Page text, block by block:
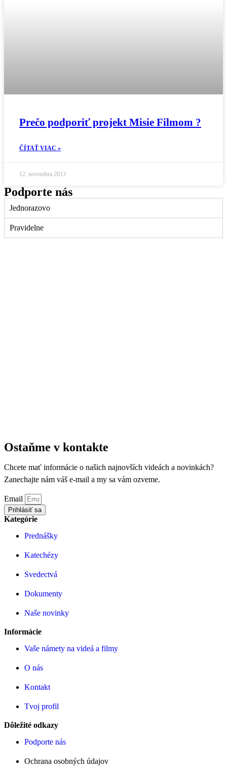
Prečo podporiť projekt Misie Filmom ?
ČÍTAŤ VIAC »
12. novembra 2013
Podporte nás
Jednorazovo
Pravidelne
Ostaňme v kontakte
Chcete mať informácie o našich najnovších videách a novinkách?
Zanechajte nám váš e-mail a my sa vám ozveme.
Email
Prihlásiť sa
Kategórie
Prednášky
Katechézy
Svedectvá
Dokumenty
Naše novinky
Informácie
Vaše námety na videá a filmy
O nás
Kontakt
Tvoj profil
Dôležité odkazy
Podporte nás
Ochrana osobných údajov